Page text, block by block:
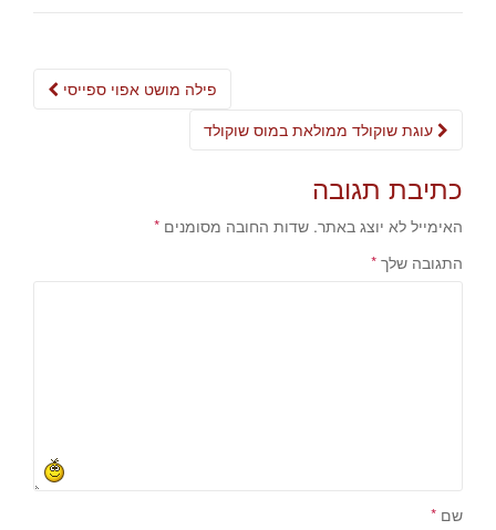
Post
פילה מושט אפוי ספייסי
כתיבת תגובה
האימייל לא יוצג באתר. שדות החובה מסומנים *
התגובה שלך *
שם *